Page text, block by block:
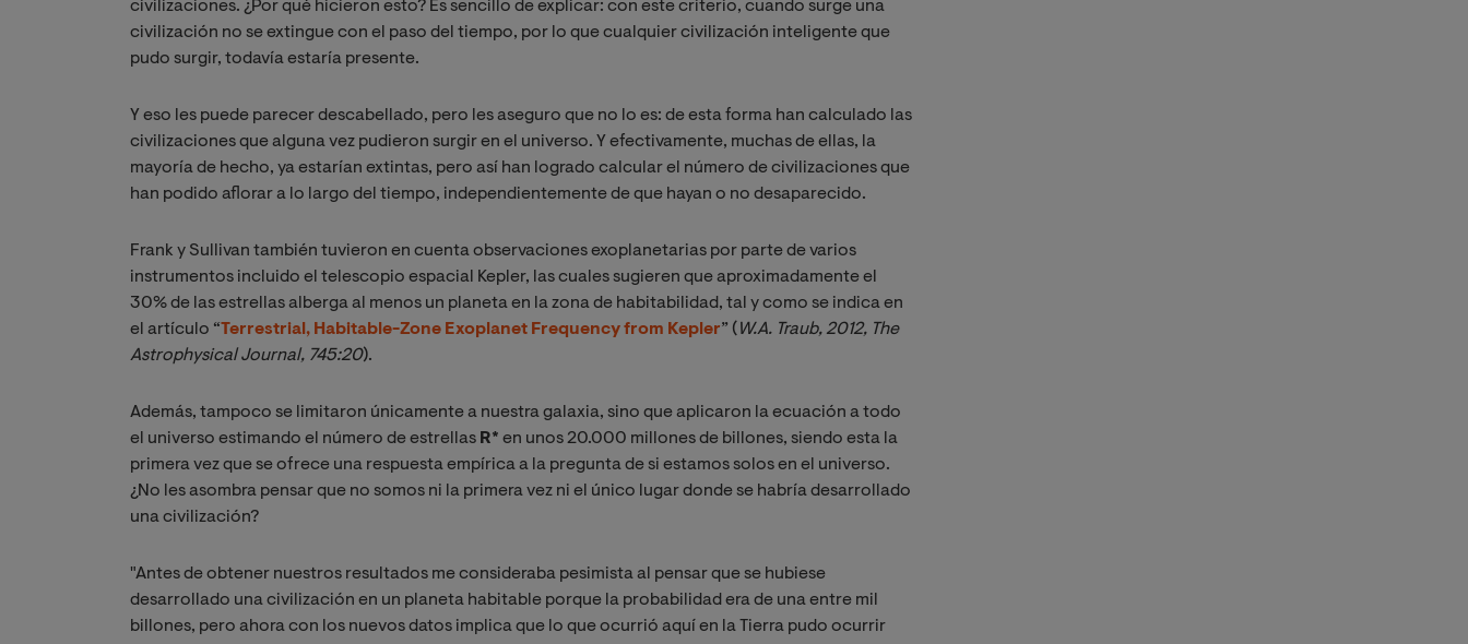
civilizaciones. ¿Por qué hicieron esto? Es sencillo de explicar: con este criterio, cuando surge una
civilización no se extingue con el paso del tiempo, por lo que cualquier civilización inteligente que
pudo surgir, todavía estaría presente.
Y eso les puede parecer descabellado, pero les aseguro que no lo es: de esta forma han calculado las
civilizaciones que alguna vez pudieron surgir en el universo. Y efectivamente, muchas de ellas, la
mayoría de hecho, ya estarían extintas, pero así han logrado calcular el número de civilizaciones que
han podido aflorar a lo largo del tiempo, independientemente de que hayan o no desaparecido.
Frank y Sullivan también tuvieron en cuenta observaciones exoplanetarias por parte de varios
instrumentos incluido el telescopio espacial Kepler, las cuales sugieren que aproximadamente el
30% de las estrellas alberga al menos un planeta en la zona de habitabilidad, tal y como se indica en
el artículo “Terrestrial, Habitable-Zone Exoplanet Frequency from Kepler” (W.A. Traub, 2012, The
Astrophysical Journal, 745:20).
Además, tampoco se limitaron únicamente a nuestra galaxia, sino que aplicaron la ecuación a todo
el universo estimando el número de estrellas R* en unos 20.000 millones de billones, siendo esta la
primera vez que se ofrece una respuesta empírica a la pregunta de si estamos solos en el universo.
¿No les asombra pensar que no somos ni la primera vez ni el único lugar donde se habría desarrollado
una civilización?
"Antes de obtener nuestros resultados me consideraba pesimista al pensar que se hubiese
desarrollado una civilización en un planeta habitable porque la probabilidad era de una entre mil
billones, pero ahora con los nuevos datos implica que lo que ocurrió aquí en la Tierra pudo ocurrir